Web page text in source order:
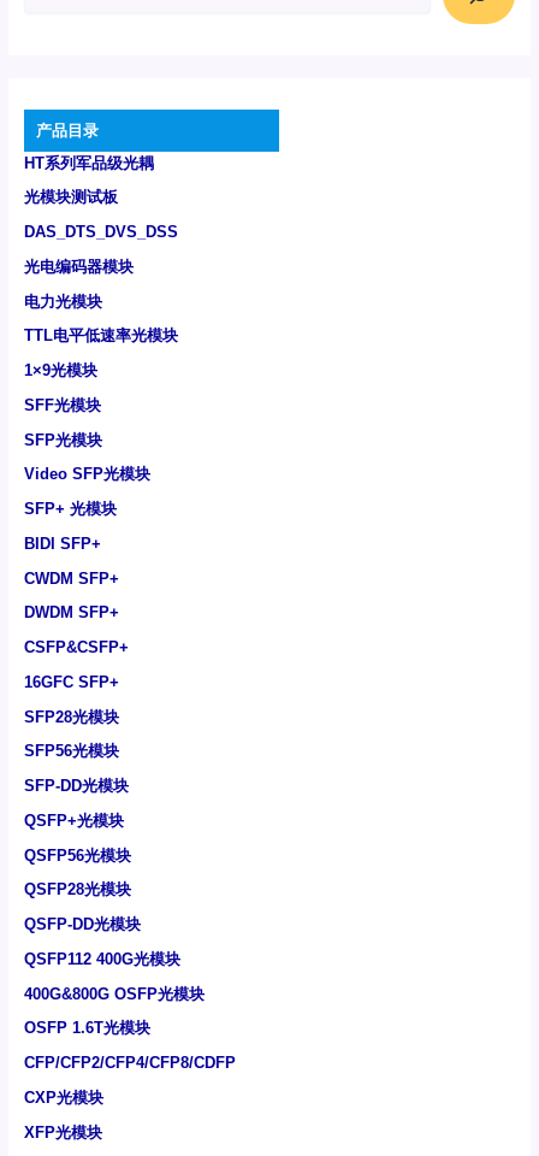
产品目录
HT系列军品级光耦
光模块测试板
DAS_DTS_DVS_DSS
光电编码器模块
电力光模块
TTL电平低速率光模块
1×9光模块
SFF光模块
SFP光模块
Video SFP光模块
SFP+ 光模块
BIDI SFP+
CWDM SFP+
DWDM SFP+
CSFP&CSFP+
16GFC SFP+
SFP28光模块
SFP56光模块
SFP-DD光模块
QSFP+光模块
QSFP56光模块
QSFP28光模块
QSFP-DD光模块
QSFP112 400G光模块
400G&800G OSFP光模块
OSFP 1.6T光模块
CFP/CFP2/CFP4/CFP8/CDFP
CXP光模块
XFP光模块